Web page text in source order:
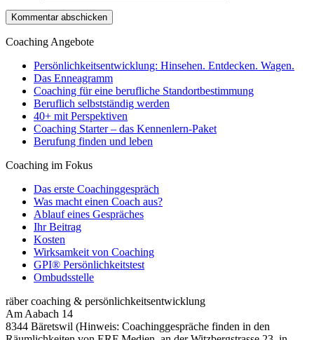
Coaching Angebote
Persönlichkeitsentwicklung: Hinsehen. Entdecken. Wagen.
Das Enneagramm
Coaching für eine berufliche Standortbestimmung
Beruflich selbstständig werden
40+ mit Perspektiven
Coaching Starter – das Kennenlern-Paket
Berufung finden und leben
Coaching im Fokus
Das erste Coachinggespräch
Was macht einen Coach aus?
Ablauf eines Gespräches
Ihr Beitrag
Kosten
Wirksamkeit von Coaching
GPI® Persönlichkeitstest
Ombudsstelle
räber coaching & persönlichkeitsentwicklung
Am Aabach 14
8344 Bäretswil (Hinweis: Coachinggespräche finden in den